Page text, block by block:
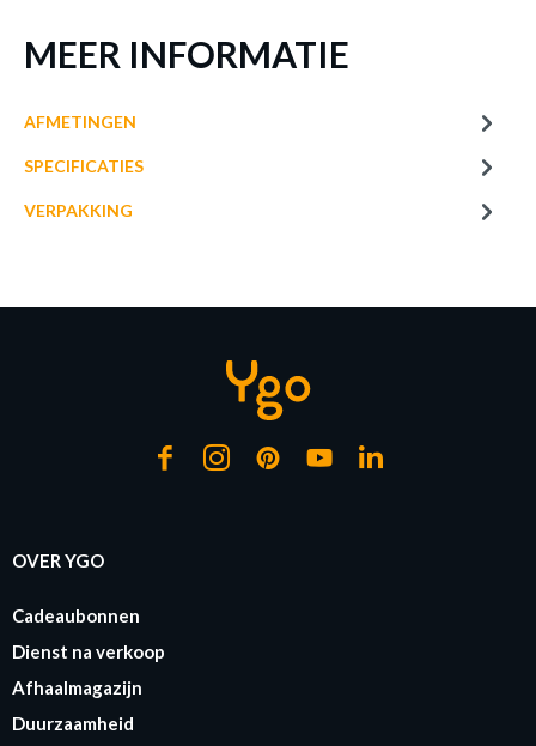
MEER INFORMATIE
AFMETINGEN
SPECIFICATIES
VERPAKKING
OVER YGO
Cadeaubonnen
Dienst na verkoop
Afhaalmagazijn
Duurzaamheid